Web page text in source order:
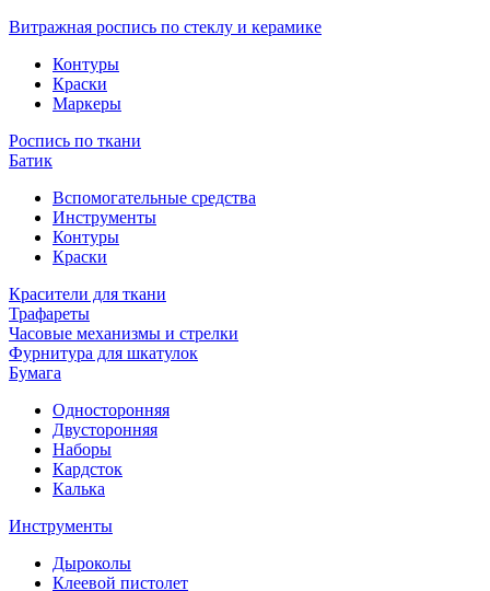
Витражная роспись по стеклу и керамике
Контуры
Краски
Маркеры
Роспись по ткани
Батик
Вспомогательные средства
Инструменты
Контуры
Краски
Красители для ткани
Трафареты
Часовые механизмы и стрелки
Фурнитура для шкатулок
Бумага
Односторонняя
Двусторонняя
Наборы
Кардсток
Калька
Инструменты
Дыроколы
Клеевой пистолет